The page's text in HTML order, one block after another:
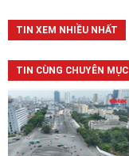
TIN XEM NHIỀU NHẤT
TIN CÙNG CHUYÊN MỤC